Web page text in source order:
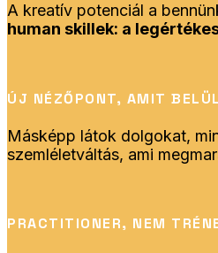
A kreatív potenciál a
human skillek: a
ÚJ NÉZŐPONT, AMIT
Másképp látok dolgokat,
szemléletváltás, ami
PRACTITIONER, NEM